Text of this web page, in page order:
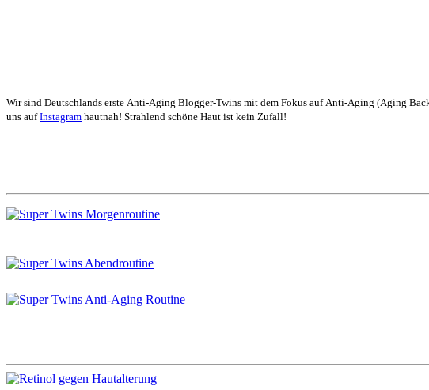
Wir sind Deutschlands erste Anti-Aging Blogger-Twins mit dem Fokus auf Anti-Aging (Aging
uns aufInstagram hautnah! Strahlend schöne Haut ist kein Zufall!